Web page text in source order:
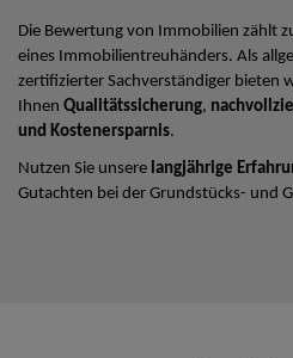
Die Bewertung von Immobilien zählt
eines Immobilientreuhänders. Als
zertifizierter Sachverständiger bieten
Ihnen Qualitätssicherung,
und Kostenersparnis.
Nutzen Sie unsere langjährige
Gutachten bei der Grundstücks- und